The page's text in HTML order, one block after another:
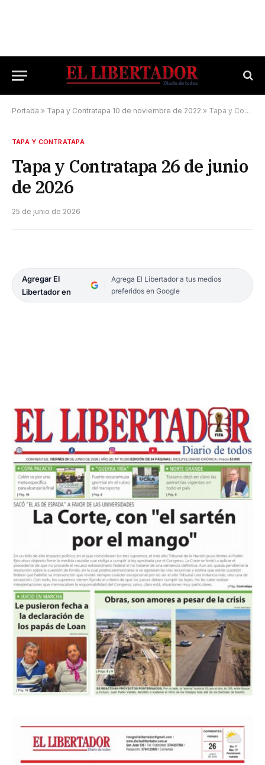
Portada » Tapa y Contratapa 10 de noviembre de 2022 » Tapa y Contratapa 26 de junio de 2026
TAPA Y CONTRATAPA
Tapa y Contratapa 26 de junio
de 2026
25 de junio de 2026
Agregar El
Libertador en
Agrega El Libertador a tus medios
preferidos en Google